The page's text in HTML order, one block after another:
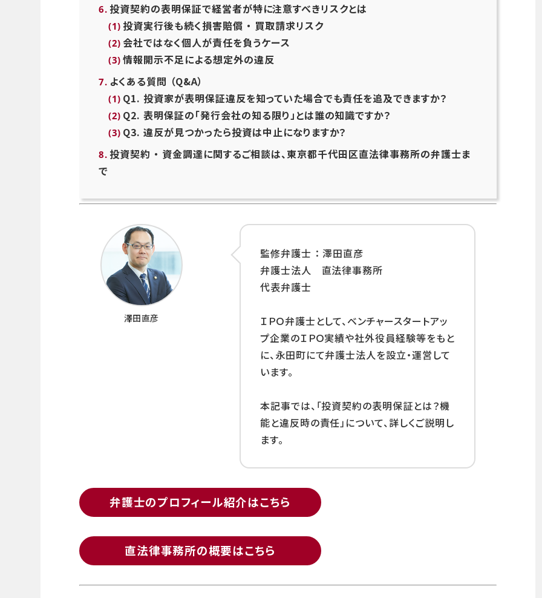
投資契約の表明保証で経営者が特に注意すべきリスクとは
投資実行後も続く損害賠償 ・ 買取請求リスク
会社ではなく個人が責任を負うケース
情報開示不足による想定外の違反
よくある質問 （Q&A）
Q1. 投資家が表明保証違反を知っていた場合でも責任を追及できますか？
Q2. 表明保証の「発行会社の知る限り」とは誰の知識ですか？
Q3. 違反が見つかったら投資は中止になりますか？
投資契約 ・ 資金調達に関するご相談は、東京都千代田区直法律事務所の弁護士ま
で
澤田直彦
監修弁護士 ： 澤田直彦
弁護士法人 直法律事務所
代表弁護士
ＩＰＯ弁護士として、ベンチャースタートアッ
プ企業のＩＰＯ実績や社外役員経験等をもと
に、永田町にて弁護士法人を設立・運営して
います。
本記事では、「投資契約の表明保証とは？機
能と違反時の責任」について、詳しくご説明し
ます。
弁護士のプロフィール紹介はこちら
直法律事務所の概要はこちら